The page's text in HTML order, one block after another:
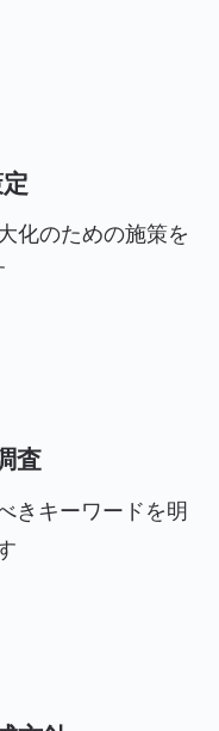
化のための施策を
査
きキーワードを明